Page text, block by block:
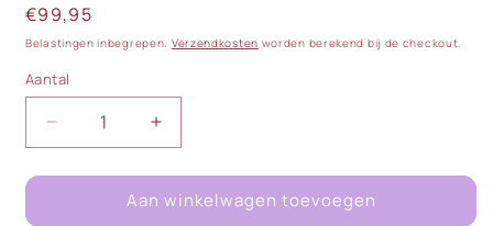
Normale
prijs
€99,95
Belastingen inbegrepen. Verzendkosten worden berekend bij de checkout.
Aantal
Aantal
Aantal
verlagen
voor
Aantal
verhogen
voor
Magna-
Aan winkelwagen toevoegen